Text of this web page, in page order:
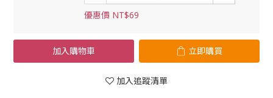
優惠價 NT$69
加入購物車 立即購買
加入追蹤清單